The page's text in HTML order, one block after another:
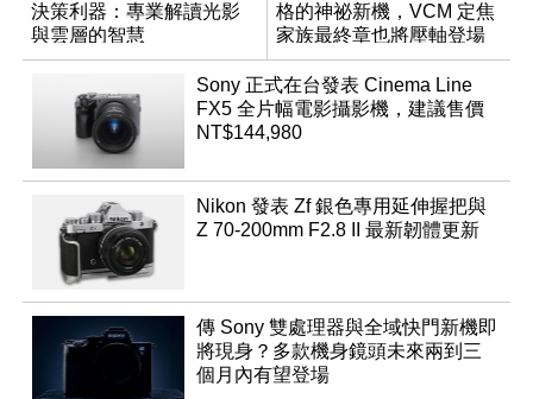
決策利器：專業解讀光影
與雲層的智慧
App「Atmos」登場
格的神祕新機，VCM 定焦
家族最終章也將壓軸登場
Sony 正式在台發表 Cinema Line
FX5 全片幅電影攝影機，建議售價
NT$144,980
Nikon 發表 Zf 銀色專用延伸握把與
Z 70-200mm F2.8 II 最新韌體更新
傳 Sony 雙處理器與全域快門新機即
將現身？多款機身鏡頭未來兩到三
個月內有望登場